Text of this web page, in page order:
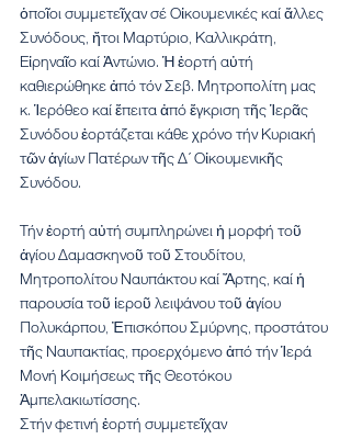
ὁποῖοι συμμετεῖχαν σέ Οἰκουμενικές καί ἄλλες
Συνόδους, ἤτοι Μαρτύριο, Καλλικράτη,
Εἰρηναῖο καί Ἀντώνιο. Ἡ ἑορτή αὐτή
καθιερώθηκε ἀπό τόν Σεβ. Μητροπολίτη μας
κ. Ἱερόθεο καί ἔπειτα ἀπό ἔγκριση τῆς Ἱερᾶς
Συνόδου ἑορτάζεται κάθε χρόνο τήν Κυριακή
τῶν ἁγίων Πατέρων τῆς Δ΄ Οἰκουμενικῆς
Συνόδου.
Τήν ἑορτή αὐτή συμπληρώνει ἡ μορφή τοῦ
ἁγίου Δαμασκηνοῦ τοῦ Στουδίτου,
Μητροπολίτου Ναυπάκτου καί Ἄρτης, καί ἡ
παρουσία τοῦ ἱεροῦ λειψάνου τοῦ ἁγίου
Πολυκάρπου, Ἐπισκόπου Σμύρνης, προστάτου
τῆς Ναυπακτίας, προερχόμενο ἀπό τήν Ἱερά
Μονή Κοιμήσεως τῆς Θεοτόκου
Ἀμπελακιωτίσσης.
Στήν φετινή ἑορτή συμμετεῖχαν